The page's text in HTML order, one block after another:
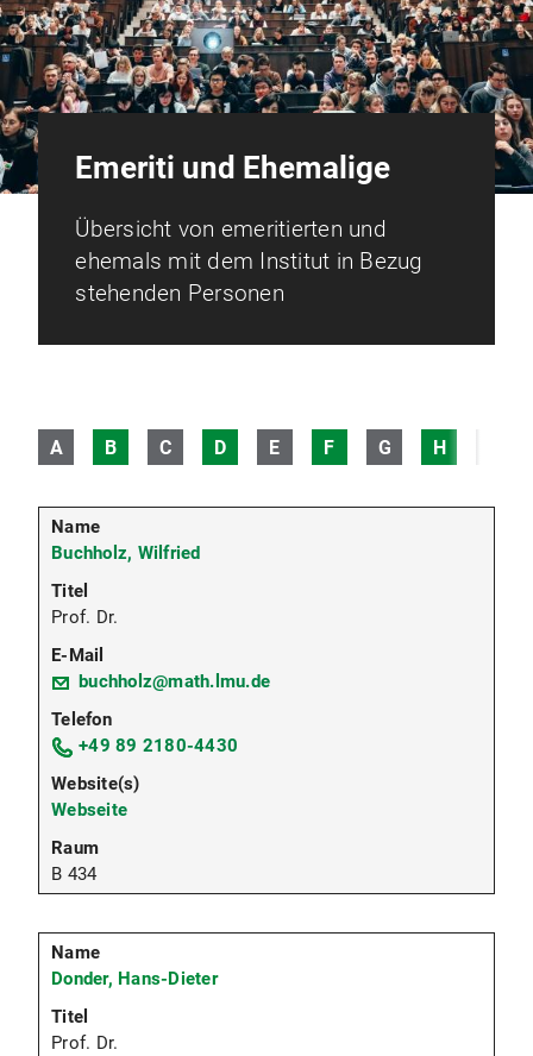
Emeriti und Ehemalige
Übersicht von emeritierten und
ehemals mit dem Institut in Bezug
stehenden Personen
A B C D E F G H
Buchholz, Wilfried
Prof. Dr.
buchholz@math.lmu.de
+49 89 2180-4430
Webseite
B 434
Donder, Hans-Dieter
Prof. Dr.